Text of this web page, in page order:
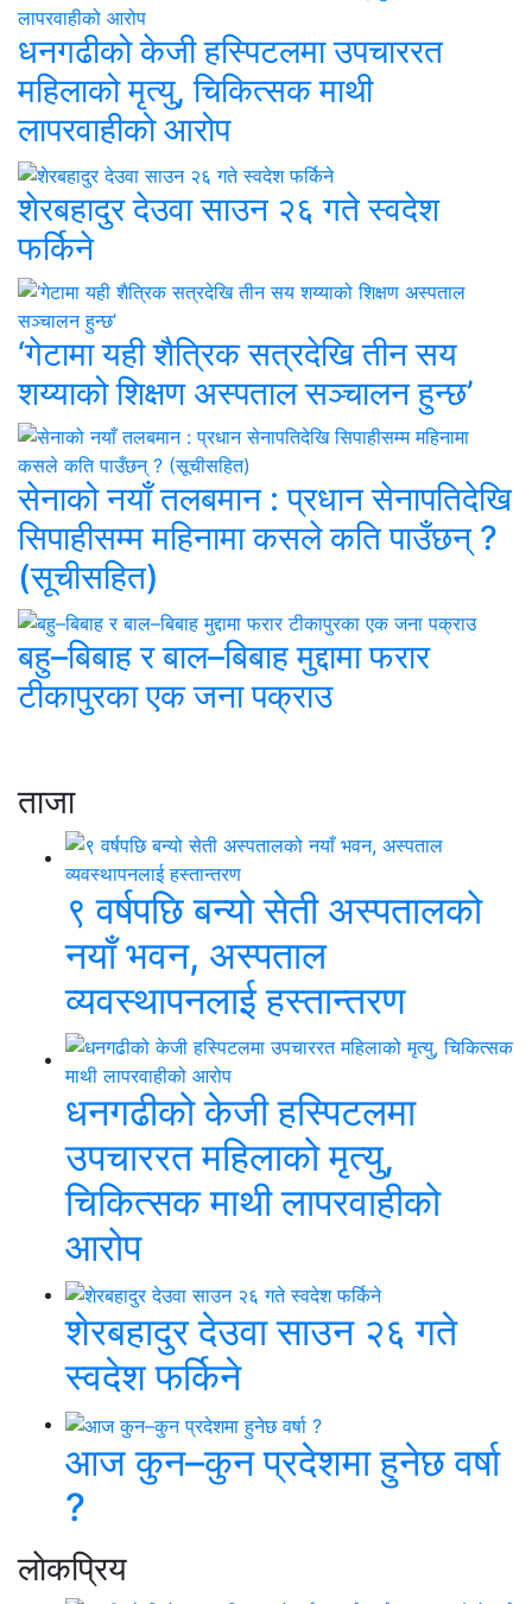
धनगढीको केजी हस्पिटलमा उपचाररत
महिलाको मृत्यु, चिकित्सक माथी
लापरवाहीको आरोप
शेरबहादुर देउवा साउन २६ गते स्वदेश
फर्किने
‘गेटामा यही शैत्रिक सत्रदेखि तीन सय
शय्याको शिक्षण अस्पताल सञ्चालन हुन्छ’
सेनाको नयाँ तलबमान : प्रधान सेनापतिदेखि
सिपाहीसम्म महिनामा कसले कति पाउँछन् ?
(सूचीसहित)
बहु–बिबाह र बाल–बिबाह मुद्दामा फरार
टीकापुरका एक जना पक्राउ
ताजा
९ वर्षपछि बन्यो सेती अस्पतालको
नयाँ भवन, अस्पताल
व्यवस्थापनलाई हस्तान्तरण
धनगढीको केजी हस्पिटलमा
उपचाररत महिलाको मृत्यु,
चिकित्सक माथी लापरवाहीको
आरोप
शेरबहादुर देउवा साउन २६ गते
स्वदेश फर्किने
आज कुन–कुन प्रदेशमा हुनेछ वर्षा
?
लाेकप्रिय